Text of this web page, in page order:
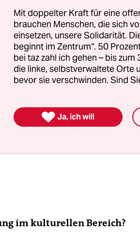
ich dann zum Schmidt
ist auch gar nicht mein
im kulturellen Bereich?
Mit doppelter Kraft für eine
brauchen Menschen, die sich
einsetzen, unsere Solidarität.
beginnt im Zentrum“. 50
bei taz zahl ich gehen – bis
die linke, selbstverwaltete Orte
bevor sie verschwinden. Sind
 Ja, ich will